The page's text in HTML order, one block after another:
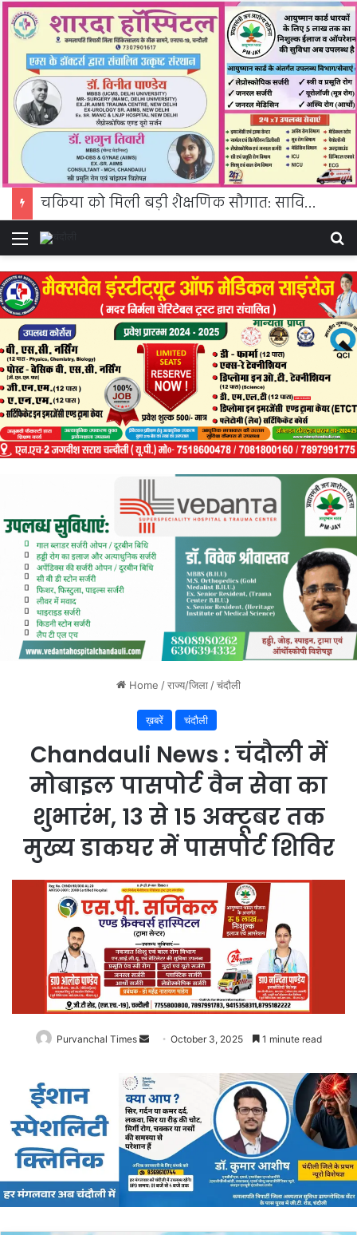
चकिया को मिली बड़ी शैक्षणिक सौगात: सावित्रीबाई फुले पीजी कॉलेज में शुरू होगी बीएससी की पढ़ाई
Menu
Home /राज्य/जिला/चंदौली
ख़बरें चंदौली
Chandauli News : चंदौली में
मोबाइल पासपोर्ट वैन सेवा का
शुभारंभ, 13 से 15 अक्टूबर तक
मुख्य डाकघर में पासपोर्ट शिविर
Purvanchal Times
Send
email
October 3, 2025 1 minute read